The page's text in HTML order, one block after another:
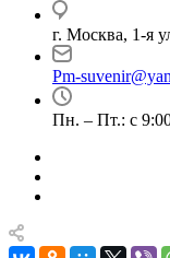
г. Москва, 1-я
Pm-
Пн. – Пт.: с